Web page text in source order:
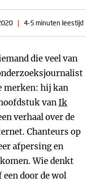
| 4-5 minuten leestijd
die veel van
merken: hij kan
vanIk
verhaal over de
Chanteurs op
afpersing en
Wie denkt
door de wol